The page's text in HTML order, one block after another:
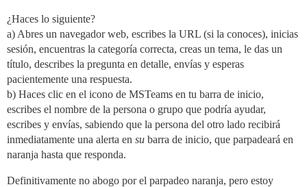
¿Haces lo siguiente?
a) Abres un navegador web, escribes la URL (si la conoces), inicias
sesión, encuentras la categoría correcta, creas un tema, le das un
título, describes la pregunta en detalle, envías y esperas
pacientemente una respuesta.
b) Haces clic en el icono de MSTeams en tu barra de inicio,
escribes el nombre de la persona o grupo que podría ayudar,
escribes y envías, sabiendo que la persona del otro lado recibirá
inmediatamente una alerta en su barra de inicio, que parpadeará en
naranja hasta que responda.
Definitivamente no abogo por el parpadeo naranja, pero estoy